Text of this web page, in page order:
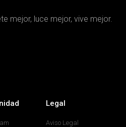
mejor, luce mejor, vive mejor.
Legal
Aviso Legal